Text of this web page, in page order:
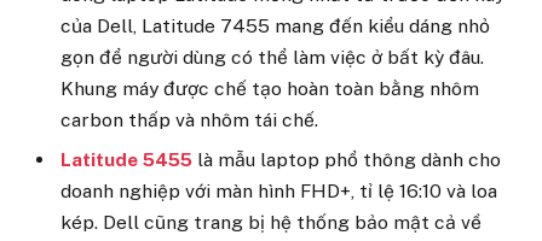
của Dell, Latitude 7455 mang đến kiểu dáng nhỏ
gọn để người dùng có thể làm việc ở bất kỳ đâu.
Khung máy được chế tạo hoàn toàn bằng nhôm
carbon thấp và nhôm tái chế.
Latitude 5455 là mẫu laptop phổ thông dành cho
doanh nghiệp với màn hình FHD+, tỉ lệ 16:10 và loa
kép. Dell cũng trang bị hệ thống bảo mật cả về